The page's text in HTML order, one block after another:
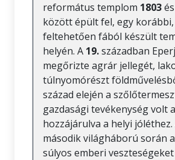
református templom 1803és
között épült fel, egy korábbi,
feltehetően fából készült
helyén. A 19.században
megőrizte agrár jellegét,
túlnyomórészt
század elején a
gazdasági tevékenység volt
hozzájárulva a helyi jóléthez.
második világháború során
súlyos emberi veszteségeket